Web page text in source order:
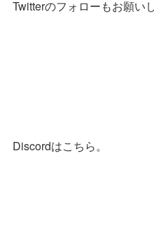
Twitterのフォローもお願い
Discordはこちら。